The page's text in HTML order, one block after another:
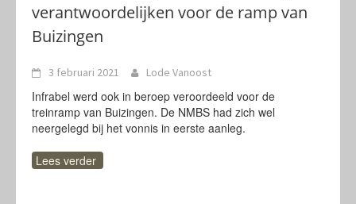
verantwoordelijken voor de ramp van
Buizingen
3 februari 2021 Lode Vanoost
Infrabel werd ook in beroep veroordeeld voor de
treinramp van Buizingen. De NMBS had zich wel
neergelegd bij het vonnis in eerste aanleg.
Lees verder